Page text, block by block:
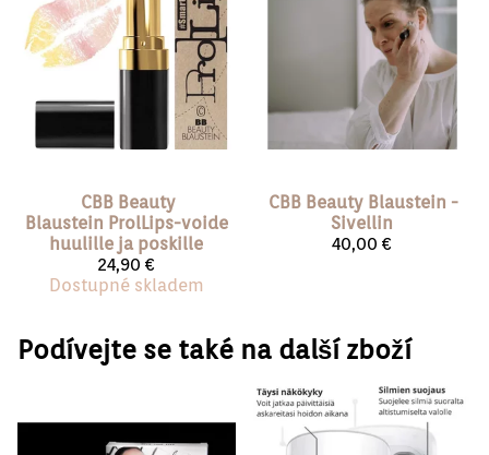
CBB Beauty
Blaustein ProlLips-voide
huulille ja poskille
24,90 €
Dostupné skladem
CBB Beauty Blaustein -
Sivellin
40,00 €
Podívejte se také na další zboží